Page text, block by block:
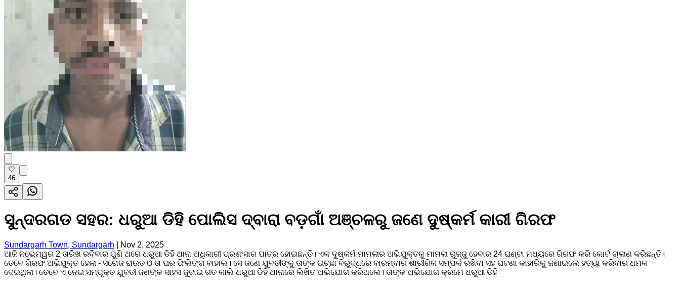
46
ସୁନ୍ଦରଗଡ ସହର: ଧରୁଆ ଡିହି ପୋଲିସ ଦ୍ବାରା ବଡ଼ଗାଁ ଅଞ୍ଚଳରୁ ଜଣେ ଦୁଷ୍କର୍ମ କାରୀ ଗିରଫ
Sundargarh Town, Sundargarh
Nov 2, 2025
ଆଜି ନଭେମ୍ୱର 2 ତାରିଖ ରବିବାର ପୁଣି ଥରେ ଧରୁଆ ଡିହି ଥାନା ଅଧିକାରୀ ପ୍ରଶଂସାର ପାତ୍ର ହୋଇଛନ୍ତି। ଏକ ଦୁଷ୍କର୍ମ ମାମଲାର ଅଭିଯୁକ୍ତକୁ ମାମଲା ରୁଜ୍ଜୁ ହେବାର 24 ଘଣ୍ଟା ମଧ୍ୟରେ ଗିରଫ କରି କୋର୍ଟ ଚାଲାଣ କରିଛନ୍ତି।
ତେବେ ଗିରଫ ଅଭିଯୁକ୍ତ ହେଲା - ସରୋଜ ରାଉତ ଓ ତା ଘର ଫିଲିଙ୍ଗ ବାହାଲ। ସେ ଜଣେ ଯୁବତୀଙ୍କୁ ତାଙ୍କ ଇଚ୍ଛା ବିରୁଦ୍ଧରେ ବାରମ୍ବାର ଶାରୀରିକ ସମ୍ପର୍କ ରଖିବା ସହ ଘଟଣା କାହାରିକୁ ଜଣାଇଲେ ହତ୍ୟା କରିବାର ଧମକ
ଦେଇଥିଲା। ତେବେ ଏ ନେଇ ସମ୍ପୃକ୍ତ ଯୁବତୀ ଜଣଙ୍କ ସାହସ ଜୁଟାଇ ଗତ କାଲି ଧରୁଆ ଡିହି ଥାନାରେ ଲିଖିତ ଅଭିଯୋଗ କରିଥଲେ। ତାଙ୍କ ଅଭିଯୋଗ କ୍ରମେ ଧରୁଆ ଡିହି